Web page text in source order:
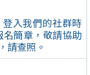
入我們的社群時
簡章，敬請協助
請查照。